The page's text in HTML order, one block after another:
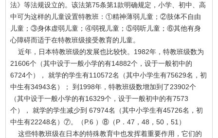
法》等法规设立的。该法第75条第1款明确规定，小学、初中、高
中可为这样的儿童设置特教班：①精神薄弱儿童；②肢体不自由
儿童；③身体虚弱儿童；④弱视儿童；⑤弱听儿童；⑥其他有身
心障碍而适于在特教班级接受教育的儿童。
近年，日本特教班级的发展也比较快。1982年，特教班级数为
21606个（其中设于一般小学的有14882个，设于一般初中的
6724个）， 就学的学生有110572名（其中小学生有75629名，初
中生有34943名）； 到1998年，特教班级数增加到了23902个
（其中设于一般小学的有16329个，设于一般初中的有7573
个）， 就学的学生减少到 67974名（其中小学生有45726名，初
中生有22248名）⑦。（P.6 ）⑧（P．47，48，50，51）
这些特教班级在日本的特殊教育中也发挥着重要作用，它们的